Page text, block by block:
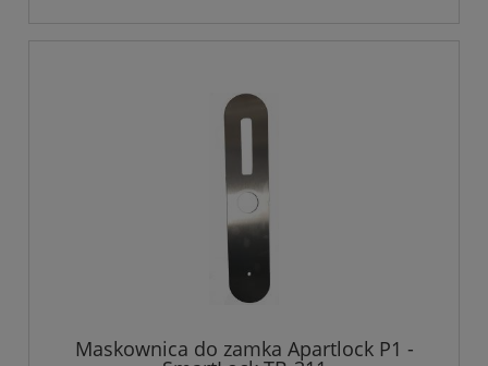
Maskownica do zamka Apartlock P1 -